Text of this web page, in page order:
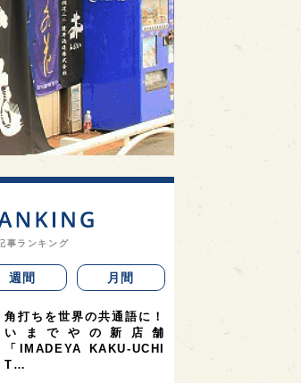
事ランキング
週間 月間
角打ちを世界の共通語に！
いまでやの新店舗
「IMADEYA KAKU-UCHI
T…